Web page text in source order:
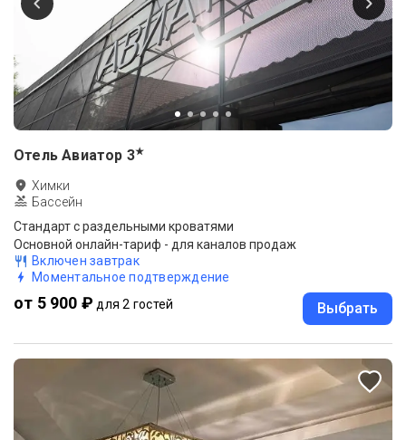
Отель Авиатор 3★
Химки
Бассейн
Стандарт с раздельными кроватями
Основной онлайн-тариф - для каналов продаж
Включен завтрак
Моментальное подтверждение
от 5 900 ₽ для 2 гостей Выбрать